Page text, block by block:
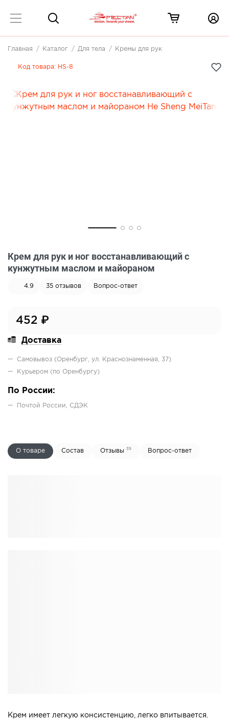
Главная Каталог Для тела Кремы для рук
Крем для рук и ног восстанавливающий с
кунжутным маслом и майораном
4.9 35 отзывов Вопрос-ответ
Код товара: HS-8
452 ₽
Доставка
Самовывоз (Оренбург, ул. Краснознаменная, 37)
Курьером (по Оренбургу)
По России:
Почтой России, СДЭК
О товаре Состав Отзывы 35 Вопрос-ответ
Крем имеет легкую консистенцию, легко впитывается.